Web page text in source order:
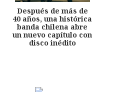
Después de más de
40 años, una histórica
banda chilena abre
un nuevo capítulo con
disco inédito